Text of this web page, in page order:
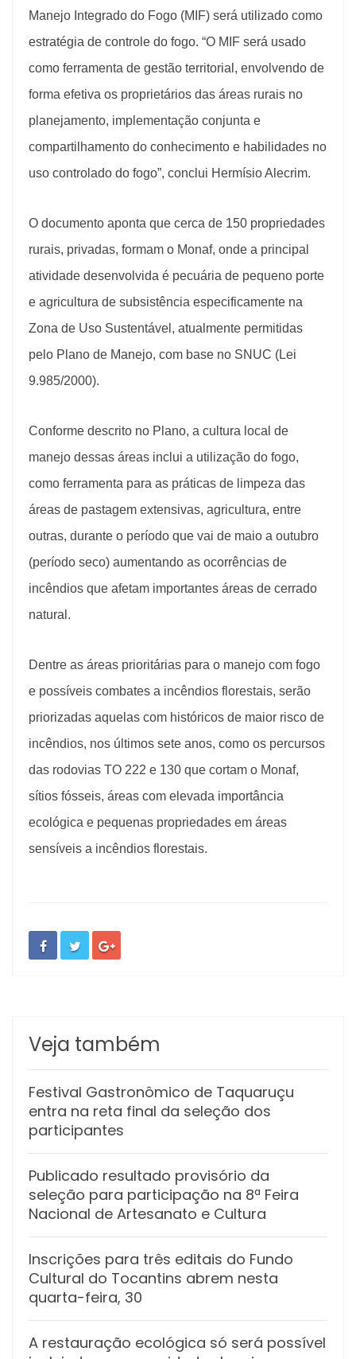
Manejo Integrado do Fogo (MIF) será utilizado como
estratégia de controle do fogo. “O MIF será usado
como ferramenta de gestão territorial, envolvendo de
forma efetiva os proprietários das áreas rurais no
planejamento, implementação conjunta e
compartilhamento do conhecimento e habilidades no
uso controlado do fogo”, conclui Hermísio Alecrim.
O documento aponta que cerca de 150 propriedades
rurais, privadas, formam o Monaf, onde a principal
atividade desenvolvida é pecuária de pequeno porte
e agricultura de subsistência especificamente na
Zona de Uso Sustentável, atualmente permitidas
pelo Plano de Manejo, com base no SNUC (Lei
9.985/2000).
Conforme descrito no Plano, a cultura local de
manejo dessas áreas inclui a utilização do fogo,
como ferramenta para as práticas de limpeza das
áreas de pastagem extensivas, agricultura, entre
outras, durante o período que vai de maio a outubro
(período seco) aumentando as ocorrências de
incêndios que afetam importantes áreas de cerrado
natural.
Dentre as áreas prioritárias para o manejo com fogo
e possíveis combates a incêndios florestais, serão
priorizadas aquelas com históricos de maior risco de
incêndios, nos últimos sete anos, como os percursos
das rodovias TO 222 e 130 que cortam o Monaf,
sítios fósseis, áreas com elevada importância
ecológica e pequenas propriedades em áreas
sensíveis a incêndios florestais.
Veja também
Festival Gastronômico de Taquaruçu
entra na reta final da seleção dos
participantes
Publicado resultado provisório da
seleção para participação na 8ª Feira
Nacional de Artesanato e Cultura
Inscrições para três editais do Fundo
Cultural do Tocantins abrem nesta
quarta-feira, 30
A restauração ecológica só será possível